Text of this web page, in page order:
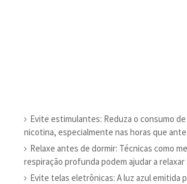
Evite estimulantes: Reduza o consumo
nicotina, especialmente nas horas que
Relaxe antes de dormir: Técnicas como
respiração profunda podem ajudar a
Evite telas eletrônicas: A luz azul emitida